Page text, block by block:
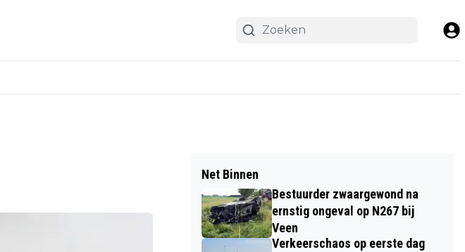
Net Binnen
Bestuurder zwaargewond na
ernstig ongeval op N267 bij
Veen
Verkeerschaos op eerste dag